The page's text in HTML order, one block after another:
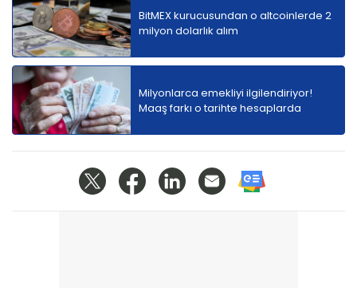
BitMEX kurucusundan o altcoinlerde 2
milyon dolarlık alım
Milyonlarca emekliyi ilgilendiriyor!
Maaş farkı o tarihte hesaplarda